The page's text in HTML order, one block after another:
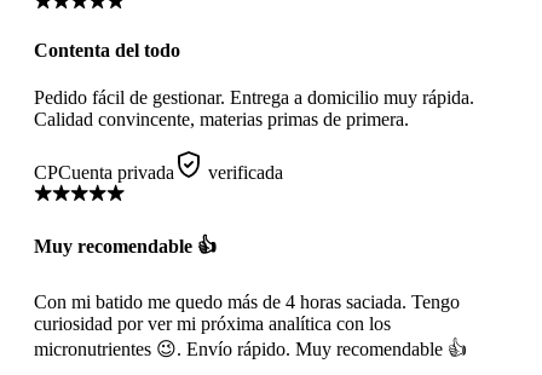
Contenta del todo
Pedido fácil de gestionar. Entrega a domicilio muy rápida.
Calidad convincente, materias primas de primera.
CPCuenta privada verificada
Muy recomendable 👍
Con mi batido me quedo más de 4 horas saciada. Tengo
curiosidad por ver mi próxima analítica con los
micronutrientes 😉. Envío rápido. Muy recomendable 👍